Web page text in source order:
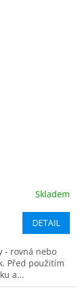
Skladem
DETAIL
- rovná nebo
Před použitím
a...